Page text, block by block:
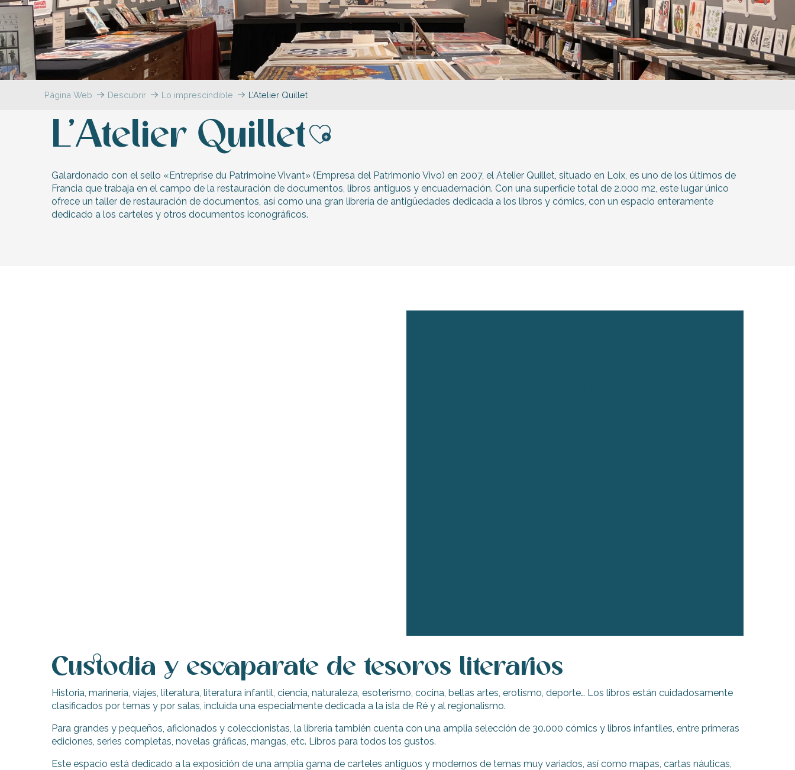
Portes-en-Ré
Plage
Martin-de-Ré
Marie-de-Ré
Página Web Descubrir Lo imprescindible L’Atelier Quillet
L’Atelier Quillet
Galardonado con el sello «Entreprise du Patrimoine Vivant» (Empresa del Patrimonio Vivo) en 2007, el Atelier Quillet, situado en Loix, es uno de los últimos de
Francia que trabaja en el campo de la restauración de documentos, libros antiguos y encuadernación. Con una superficie total de 2.000 m2, este lugar único
ofrece un taller de restauración de documentos, así como una gran librería de antigüedades dedicada a los libros y cómics, con un espacio enteramente
dedicado a los carteles y otros documentos iconográficos.
Custodia y escaparate de tesoros literarios
Historia, marinería, viajes, literatura, literatura infantil, ciencia, naturaleza, esoterismo, cocina, bellas artes, erotismo, deporte… Los libros están cuidadosamente
clasificados por temas y por salas, incluida una especialmente dedicada a la isla de Ré y al regionalismo.
Para grandes y pequeños, aficionados y coleccionistas, la librería también cuenta con una amplia selección de 30.000 cómics y libros infantiles, entre primeras
ediciones, series completas, novelas gráficas, mangas, etc. Libros para todos los gustos.
Este espacio está dedicado a la exposición de una amplia gama de carteles antiguos y modernos de temas muy variados, así como mapas, cartas náuticas,